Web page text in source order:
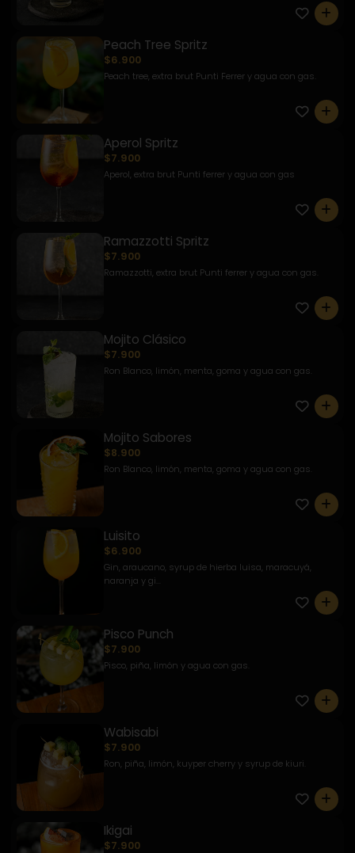
0
Peach Tree Spritz
$6.900
Peach tree, extra brut Punti Ferrer y agua con gas.
0
Aperol Spritz
$7.900
Aperol, extra brut Punti ferrer y agua con gas
0
Ramazzotti Spritz
$7.900
Ramazzotti, extra brut Punti ferrer y agua con gas.
0
Mojito Clásico
$7.900
Ron Blanco, limón, menta, goma y agua con gas.
0
Mojito Sabores
$8.900
Ron Blanco, limón, menta, goma y agua con gas.
0
Luisito
$6.900
Gin, araucano, syrup de hierba luisa, maracuyá,
naranja y gi...
0
Pisco Punch
$7.900
Pisco, piña, limón y agua con gas.
0
Wabisabi
$7.900
Ron, piña, limón, kuyper cherry y syrup de kiuri.
0
Ikigai
$7.900